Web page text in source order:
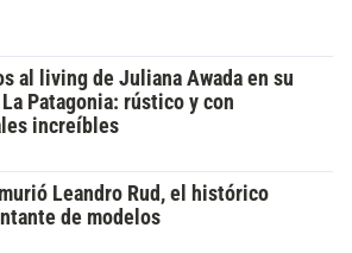
al living de Juliana Awada en su
Patagonia: rústico y con
increíbles
Leandro Rud, el histórico
de modelos